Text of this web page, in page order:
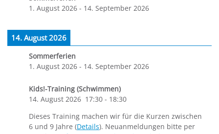
1. August 2026 - 14. September 2026
14. August 2026
Sommerferien
1. August 2026 - 14. September 2026
Kids!-Training (Schwimmen)
14. August 2026 17:30 - 18:30
Dieses Training machen wir für die Kurzen zwischen
6 und 9 Jahre (Details). Neuanmeldungen bitte per